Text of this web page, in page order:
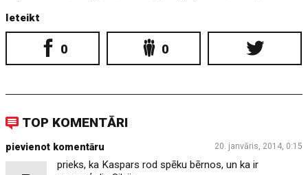
Ieteikt
0 0
TOP KOMENTĀRI
20. janvāris, 2014, 0:15
pievienot komentāru
prieks, ka Kaspars rod spēku bērnos, un ka ir